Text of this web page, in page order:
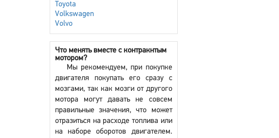
Toyota
Volkswagen
Volvo
Что менять вместе с контракнтым
мотором?
Мы рекомендуем, при покупке
двигателя покупать его сразу с
мозгами, так как мозги от другого
мотора могут давать не совсем
правильные значения, что может
отразиться на расходе топлива или
на наборе оборотов двигателем.